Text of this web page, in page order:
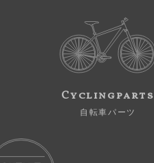
Cyclingparts
自転車パーツ